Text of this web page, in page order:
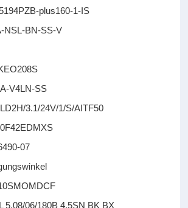
plus160-1-IS
BN-SS-V
V4LN-SS
3.1/24V/1/S/AITF50
07
06/180B 4.5SN BK BX